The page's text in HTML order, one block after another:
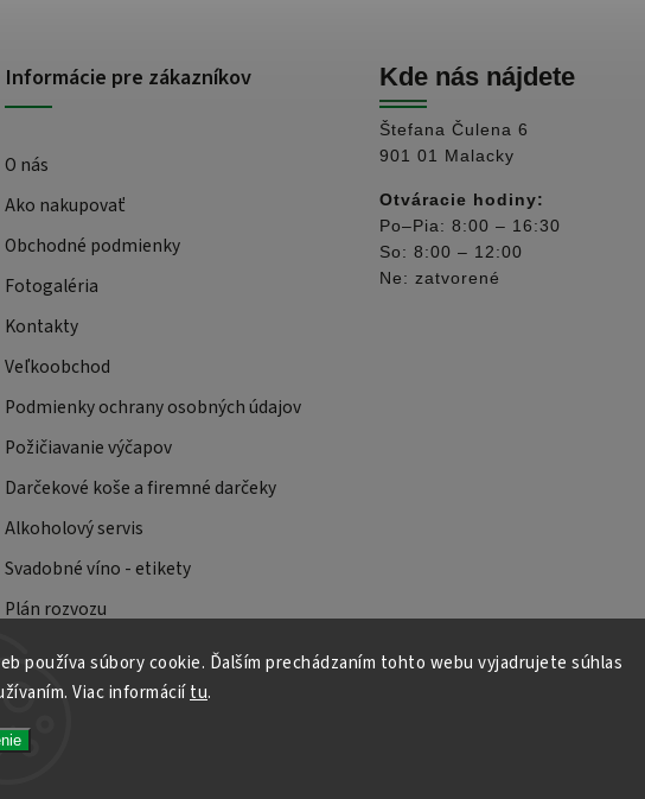
používa súbory cookie. Ďalším prechádzaním tohto webu vyjadrujete súhlas
Viac informáciítu.
Informácie pre zákazníkov
O nás
Ako nakupovať
Obchodné podmienky
Fotogaléria
Kontakty
Veľkoobchod
Podmienky ochrany osobných údajov
Požičiavanie výčapov
Darčekové koše a firemné darčeky
Alkoholový servis
Svadobné víno - etikety
Plán rozvozu
Kde nás nájdete
Štefana Čulena 6
901 01 Malacky
Otváracie hodiny:
Po–Pia: 8:00 – 16:30
So: 8:00 – 12:00
Ne: zatvorené